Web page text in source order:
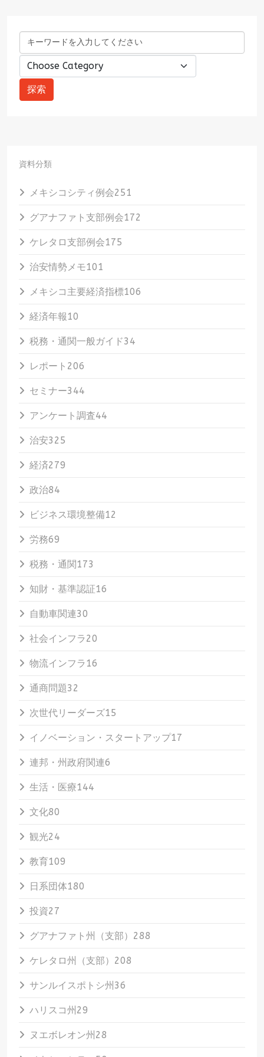
資料分類
メキシコシティ例会251
グアナファト支部例会172
ケレタロ支部例会175
治安情勢メモ101
メキシコ主要経済指標106
経済年報10
税務・通関一般ガイド34
レポート 206
セミナー344
アンケート調査44
治安325
経済279
政治84
ビジネス環境整備12
労務69
税務・通関173
知財・基準認証16
自動車関連30
社会インフラ20
物流インフラ16
通商問題32
次世代リーダーズ15
イノベーション・スタートアップ17
連邦・州政府関連6
生活・医療144
文化80
観光24
教育109
日系団体180
投資27
グアナファト州（支部） 288
ケレタロ州（支部） 208
サンルイスポトシ州 36
ハリスコ州 29
ヌエボレオン州 28